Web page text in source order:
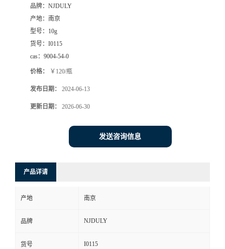
品牌： NJDULY
产地： 南京
型号： 10g
货号： I0115
cas： 9004-54-0
价格： ￥120/瓶
发布日期： 2024-06-13
更新日期： 2026-06-30
发送咨询信息
产品详请
产地 南京
品牌 NJDULY
货号 I0115